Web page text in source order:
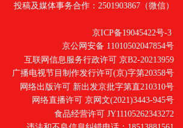
投稿及媒体事务合作：2501903867（微信）
京ICP备19045422号-3
京公网安备 11010502047854号
互联网信息服务行政许可 京B2-20213959
广播电视节目制作发行许可(京)字第20358号
网络出版许可 新出发京批字第直210310号
网络直播许可 京网文(2021)3443-945号
食品经营许可 JY11105262343272